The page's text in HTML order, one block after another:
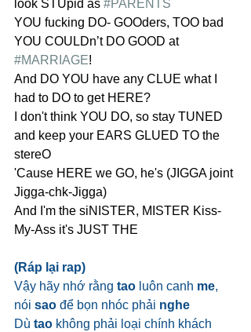
look STUpid as #PARENTS
YOU fucking DO- GOOders, TOO bad
YOU COULDn’t DO GOOD at
#MARRIAGE!
And DO YOU have any CLUE what I
had to DO to get HERE?
I don't think YOU DO, so stay TUNED
and keep your EARS GLUED TO the
stereO
'Cause HERE we GO, he's (JIGGA joint
Jigga-chk-Jigga)
And I'm the siNISTER, MISTER Kiss-
My-Ass it's JUST THE
(Ráp lại rap)
Vậy hãy nhớ rằng tao luôn canh me,
nói sao để bọn nhóc phải nghe
Dù tao không phải loại chính khách